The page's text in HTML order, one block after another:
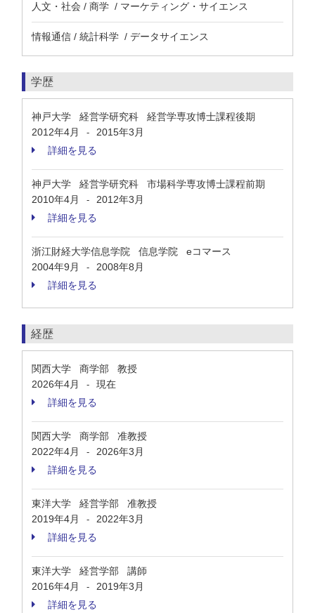
人文・社会 / 商学 / マーケティング・サイエンス
情報通信 / 統計科学 / データサイエンス
学歴
神戸大学 経営学研究科 経営学専攻博士課程後期
2012年4月
-
2015年3月
詳細を見る
神戸大学 経営学研究科 市場科学専攻博士課程前期
2010年4月
-
2012年3月
詳細を見る
浙江財経大学信息学院 信息学院 eコマース
2004年9月
-
2008年8月
詳細を見る
経歴
関西大学 商学部 教授
2026年4月
-
現在
詳細を見る
関西大学 商学部 准教授
2022年4月
-
2026年3月
詳細を見る
東洋大学 経営学部 准教授
2019年4月
-
2022年3月
詳細を見る
東洋大学 経営学部 講師
2016年4月
-
2019年3月
詳細を見る